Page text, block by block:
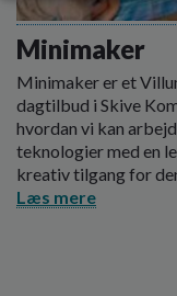
Minimaker
Minimaker er et
dagtilbud i Skive
hvordan vi kan
teknologier med en
kreativ tilgang for
Læs mere